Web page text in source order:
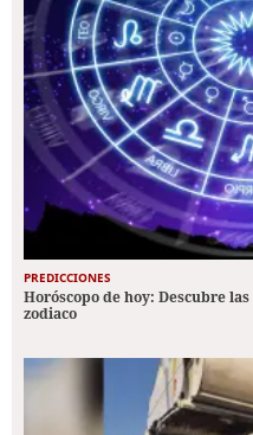
PREDICCIONES
Horóscopo de hoy: Descubre
zodiaco